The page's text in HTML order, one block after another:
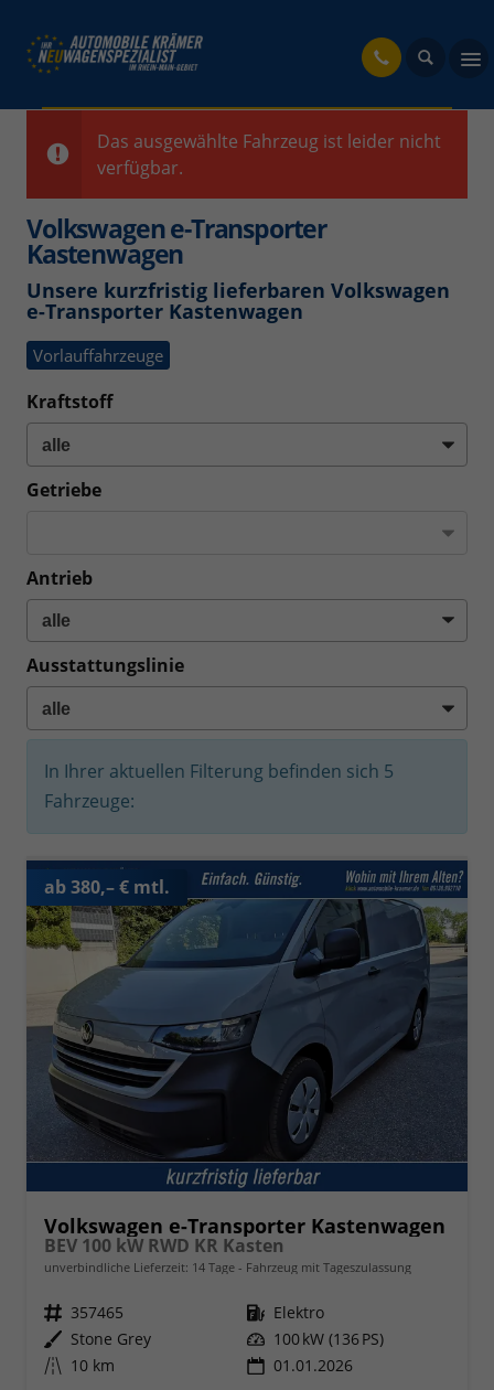
Das ausgewählte Fahrzeug ist leider nicht
verfügbar.
Volkswagen e-Transporter
Kastenwagen
Unsere kurzfristig lieferbaren Volkswagen
e-Transporter Kastenwagen
Vorlauffahrzeuge
Kraftstoff
Getriebe
Antrieb
Ausstattungslinie
In Ihrer aktuellen Filterung befinden sich 5
Fahrzeuge:
ab 380,– € mtl.
Volkswagen e-Transporter Kastenwagen
BEV 100 kW RWD KR Kasten
unverbindliche Lieferzeit: 14 Tage Fahrzeug mit Tageszulassung
Fahrzeugnr. 357465 Kraftstoff Elektro
Außenfarbe Stone Grey Leistung 100 kW (136 PS)
Kilometerstand 10 km 01.01.2026